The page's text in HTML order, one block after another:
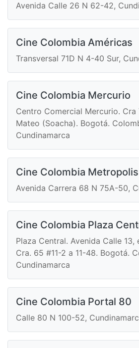
Avenida Calle 26 N 62-42,
Cine Colombia Américas
Transversal 71D N 4-40 Sur,
Cine Colombia Mercurio
Centro Comercial Mercurio. Cra
Mateo (Soacha). Bogotá.
Cundinamarca
Cine Colombia Metropolis
Avenida Carrera 68 N 75A-50,
Cine Colombia Plaza
Plaza Central. Avenida Calle 13,
Cra. 65 #11-2 a 11-48. Bogotá.
Cundinamarca
Cine Colombia Portal 80
Calle 80 N 100-52,